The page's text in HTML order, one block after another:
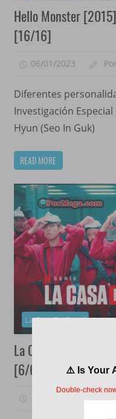
Hello Monster
[16/16]
06/01/2023
Diferentes
Investigación
Hyun (Seo In Guk)
READ MORE
La Casa De Papel
La Casa De Papel
[6/6]